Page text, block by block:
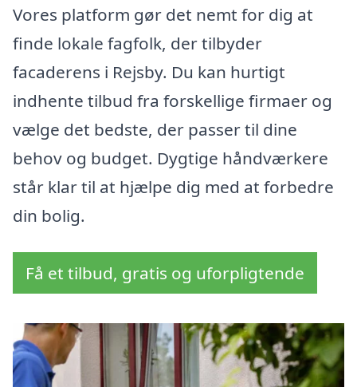
Vores platform gør det nemt for dig at
finde lokale fagfolk, der tilbyder
facaderens i Rejsby. Du kan hurtigt
indhente tilbud fra forskellige firmaer og
vælge det bedste, der passer til dine
behov og budget. Dygtige håndværkere
står klar til at hjælpe dig med at forbedre
din bolig.
Få et tilbud, gratis og uforpligtende